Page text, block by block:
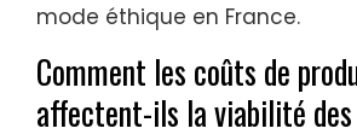
mode éthique en France.
Comment les coûts de
affectent-ils la viabilité des